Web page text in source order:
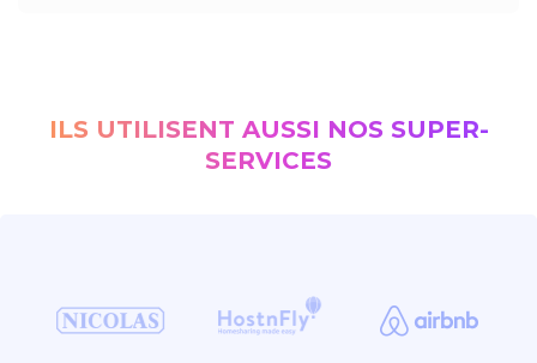
ILS UTILISENT AUSSI NOS SUPER-
SERVICES